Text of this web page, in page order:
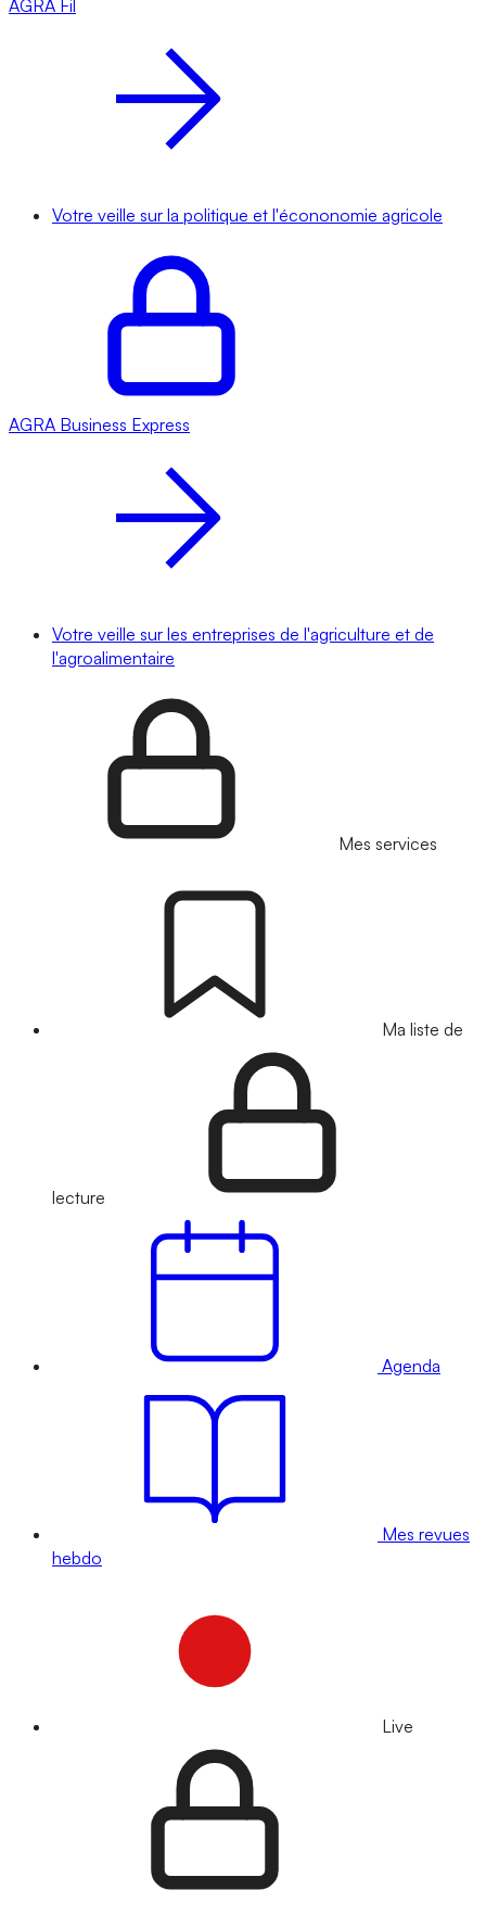
AGRA Fil
Votre veille sur la politique et l'écononomie agricole
AGRA Business Express
Votre veille sur les entreprises de l'agriculture et de
l'agroalimentaire
Mes services
Ma liste de
lecture
Agenda
Mes revues
hebdo
Live